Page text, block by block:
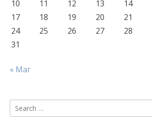
10 11 12 13 14
17
18 19 20 21
24
25 26 27 28
31
« Mar
Search
for: